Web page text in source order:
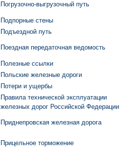
Погрузочно-выгрузочный путь
Подпорные стены
Подъездной путь
Поездная передаточная ведомость
Полезные ссылки
Польские железные дороги
Потери и ущербы
Правила технической эксплуатации
железных дорог Российской Федерации
Приднепровская железная дорога
Прицельное торможение